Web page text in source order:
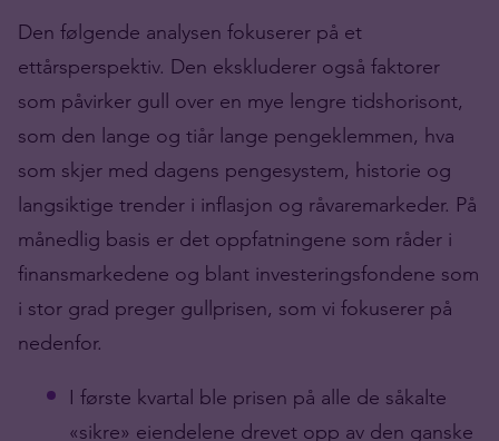
Den følgende analysen fokuserer på et
ettårsperspektiv. Den ekskluderer også faktorer
som påvirker gull over en mye lengre tidshorisont,
som den lange og tiår lange pengeklemmen, hva
som skjer med dagens pengesystem, historie og
langsiktige trender i inflasjon og råvaremarkeder. På
månedlig basis er det oppfatningene som råder i
finansmarkedene og blant investeringsfondene som
i stor grad preger gullprisen, som vi fokuserer på
nedenfor.
I første kvartal ble prisen på alle de såkalte
«sikre» eiendelene drevet opp av den ganske